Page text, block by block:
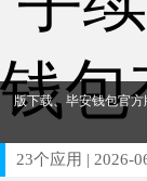
软件大全。这里带来了
版下载、毕安钱包官
23个应用 | 2026-